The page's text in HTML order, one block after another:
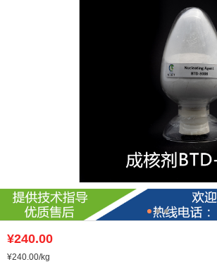
¥240.00
¥240.00/kg